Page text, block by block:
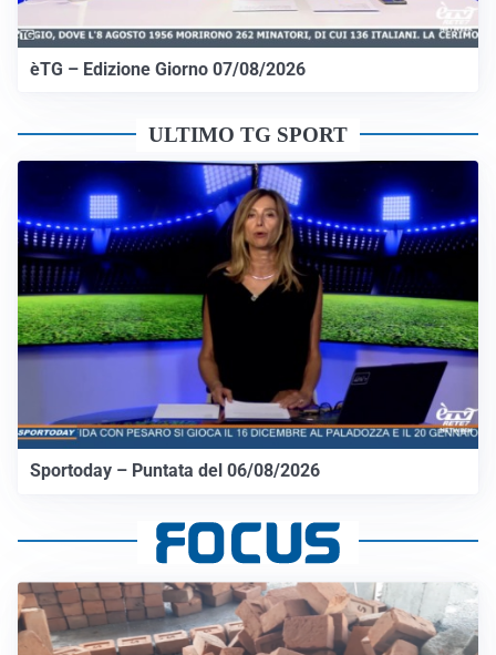
èTG – Edizione Giorno 07/08/2026
ULTIMO TG SPORT
Sportoday – Puntata del 06/08/2026